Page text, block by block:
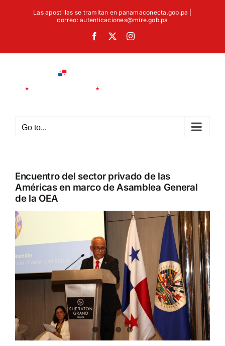
Las apostillas se tramitan en panamaconecta.gob.pa |
correo: autenticaciones@mire.gob.pa
Facebook Instagram
Go to...
Encuentro del sector privado de las
Américas en marco de Asamblea General
de la OEA
View
Larger
Image